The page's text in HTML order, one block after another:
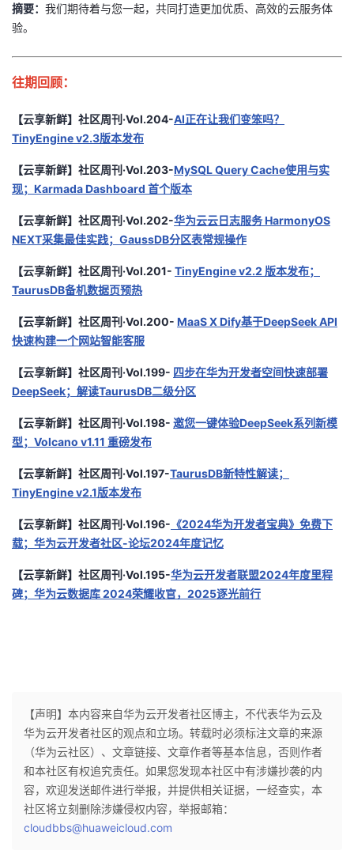
摘要： 我们期待着与您一起，共同打造更加优质、高效的云服务体
验。
往期回顾：
【云享新鲜】社区周刊·Vol.204-AI正在让我们变笨吗？
TinyEngine v2.3版本发布
【云享新鲜】社区周刊·Vol.203-MySQL Query Cache使用与实
现；Karmada Dashboard 首个版本
【云享新鲜】社区周刊·Vol.202-华为云云日志服务 HarmonyOS
NEXT采集最佳实践；GaussDB分区表常规操作
【云享新鲜】社区周刊·Vol.201- TinyEngine v2.2 版本发布；
TaurusDB备机数据页预热
【云享新鲜】社区周刊·Vol.200- MaaS X Dify基于DeepSeek API
快速构建一个网站智能客服
【云享新鲜】社区周刊·Vol.199- 四步在华为开发者空间快速部署
DeepSeek；解读TaurusDB二级分区
【云享新鲜】社区周刊·Vol.198- 邀您一键体验DeepSeek系列新模
型；Volcano v1.11 重磅发布
【云享新鲜】社区周刊·Vol.197-TaurusDB新特性解读；
TinyEngine v2.1版本发布
【云享新鲜】社区周刊·Vol.196- 《2024华为开发者宝典》免费下
载；华为云开发者社区-论坛2024年度记忆
【云享新鲜】社区周刊·Vol.195-华为云开发者联盟2024年度里程
碑；华为云数据库 2024荣耀收官，2025逐光前行
【声明】本内容来自华为云开发者社区博主，不代表华为云及
华为云开发者社区的观点和立场。转载时必须标注文章的来源
（华为云社区）、文章链接、文章作者等基本信息，否则作者
和本社区有权追究责任。如果您发现本社区中有涉嫌抄袭的内
容，欢迎发送邮件进行举报，并提供相关证据，一经查实，本
社区将立刻删除涉嫌侵权内容，举报邮箱：
cloudbbs@huaweicloud.com